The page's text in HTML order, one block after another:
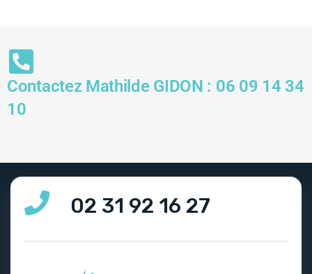
Contactez Mathilde GIDON : 06 09 14 34
10
02 31 92 16 27